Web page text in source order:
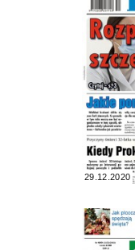
29.12.2020